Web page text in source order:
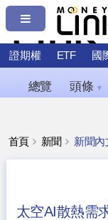
證期權 ETF 國
總覽 頭條 ▼
首頁 新聞 新聞內
太空AI散熱需